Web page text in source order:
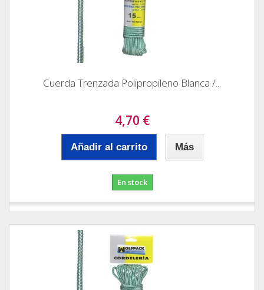
Cuerda Trenzada Polipropileno Blanca /...
4,70 €
Añadir al carrito Más
En stock